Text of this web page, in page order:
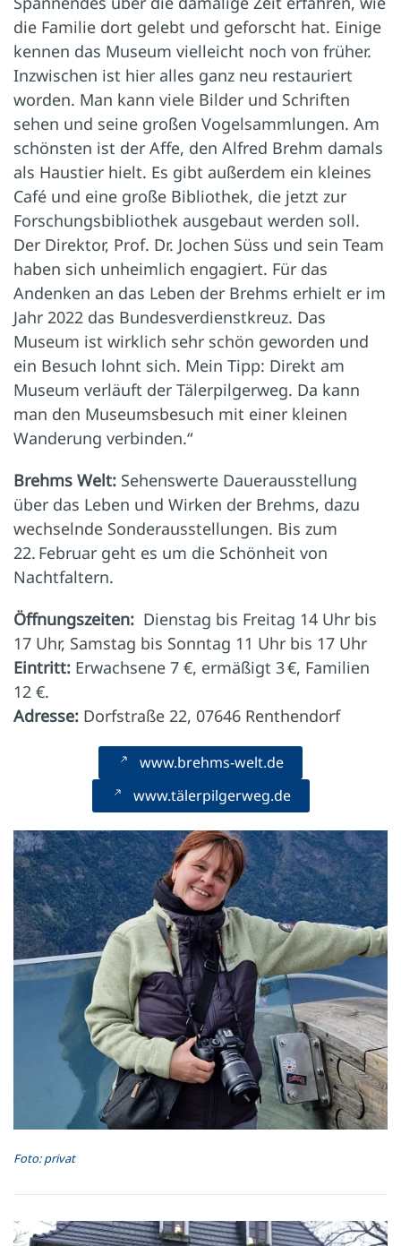
die Familie dort gelebt und geforscht hat. Einige
kennen das Museum vielleicht noch von früher.
Inzwischen ist hier alles ganz neu restauriert
worden. Man kann viele Bilder und Schriften
sehen und seine großen Vogelsammlungen. Am
schönsten ist der Affe, den Alfred Brehm damals
als Haustier hielt. Es gibt außerdem ein kleines
Café und eine große Bibliothek, die jetzt zur
Forschungsbibliothek ausgebaut werden soll.
Der ­Direktor, Prof. Dr. Jochen Süss und sein Team
haben sich unheimlich engagiert. Für das
Andenken an das Leben der Brehms erhielt er im
Jahr 2022 das Bundesverdienstkreuz. Das
Museum ist wirklich sehr schön geworden und
ein Besuch lohnt sich. Mein Tipp: Direkt am
Museum verläuft der Tälerpilgerweg. Da kann
man den Museumsbesuch mit einer kleinen
Wanderung verbinden.“
Brehms Welt: Sehenswerte Dauerausstellung
über das ­Leben und Wirken der Brehms, dazu
wechselnde Sonderausstellungen. Bis zum
22. Februar geht es um die Schönheit von
Nachtfaltern.
Öffnungszeiten: Dienstag bis Freitag 14 Uhr bis
17 Uhr, Samstag bis Sonntag 11 Uhr bis 17 Uhr
Eintritt: Erwachsene 7 €, ermäßigt 3 €, ­Familien
12 €.
Adresse: Dorfstraße 22, 07646 Renthendorf
www.brehms-welt.de
www.tälerpilgerweg.de
Foto: privat